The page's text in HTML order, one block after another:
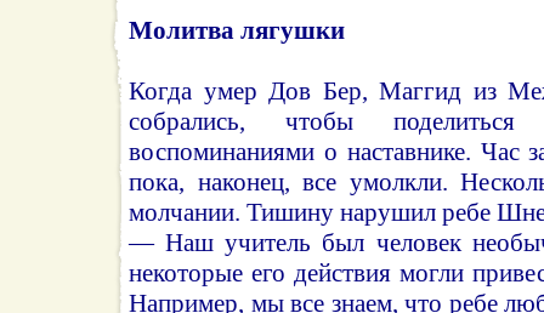
Молитва лягушки
Когда умер Дов Бер, Маггид из
собрались, чтобы
воспоминаниями о наставнике. Час
пока, наконец, все умолкли.
молчании. Тишину нарушил ребе
— Наш учитель был человек
некоторые его действия могли
Например, мы все знаем, что ребе